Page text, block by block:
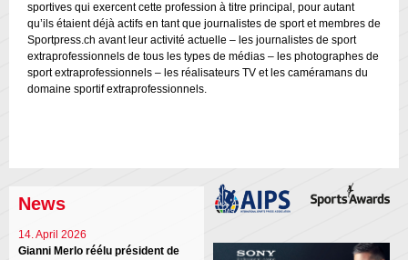
sportives qui exercent cette profession à titre principal, pour autant
qu’ils étaient déjà actifs en tant que journalistes de sport et membres de
Sportpress.ch avant leur activité actuelle – les journalistes de sport
extraprofessionnels de tous les types de médias – les photographes de
sport extraprofessionnels – les réalisateurs TV et les caméramans du
domaine sportif extraprofessionnels.
News
14. April 2026
Gianni Merlo réélu président de